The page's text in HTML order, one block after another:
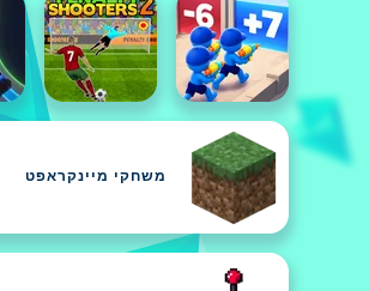
משחקי מיינקראפט